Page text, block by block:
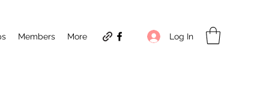
Members More Log In